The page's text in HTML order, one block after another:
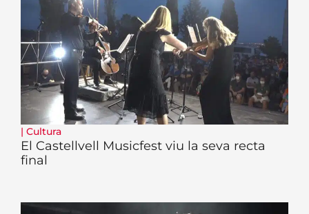
| Cultura
El Castellvell Musicfest viu la seva recta
final